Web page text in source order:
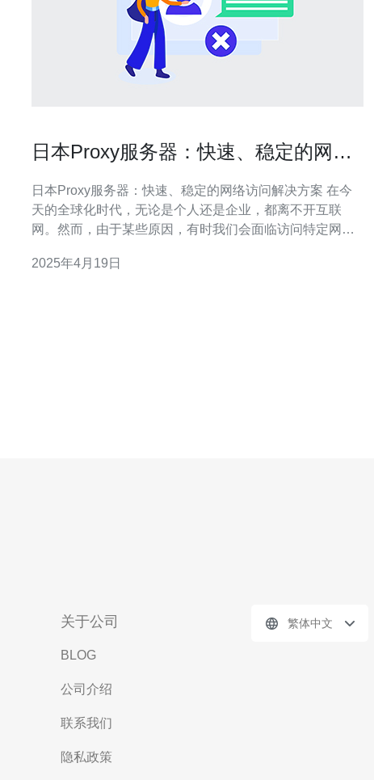
日本Proxy服务器：快速、稳定的网络
日本Proxy服务器：快速、稳定的网络访问解决方案 在今
天的全球化时代，无论是个人还是企业，都离不开互联
网。然而，由于某些原因，有时我们会面临访问特定网站
定的网络访问解决方案，可以帮助我们克服这些限制。 日
2025年4月19日
关于公司
BLOG
公司介绍
联系我们
隐私政策
繁体中文